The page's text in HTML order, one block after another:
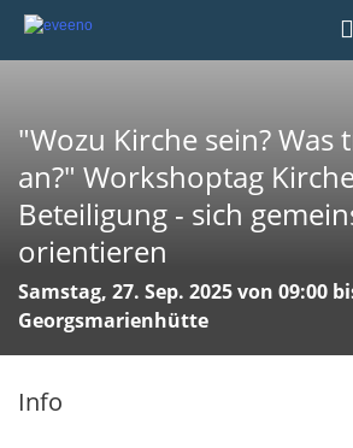
"Wozu Kirche sein? Was
an?" Workshoptag
Beteiligung - sich
orientieren
Samstag, 27. Sep. 2025 von 09:00
Georgsmarienhütte
Info